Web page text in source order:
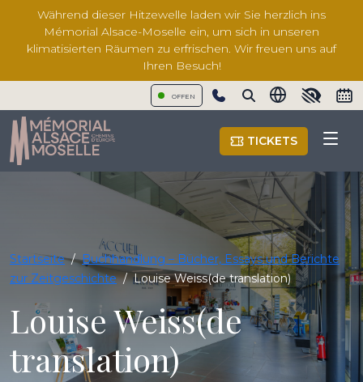
Während dieser Hitzewelle laden wir Sie herzlich ins
Mémorial Alsace-Moselle ein, um sich in unseren
klimatisierten Räumen zu erfrischen. Wir freuen uns auf
Ihren Besuch!
OFFEN
Show phone number
TICKETS
Startseite / Buchhandlung – Bücher, Essays und Berichte
zur Zeitgeschichte / Louise Weiss(de translation)
Louise Weiss(de
translation)